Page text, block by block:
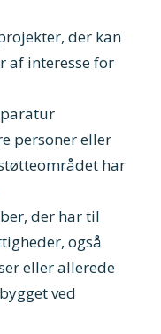
der kan
af interesse for
personer eller
har
der har til
også
eller allerede
ved